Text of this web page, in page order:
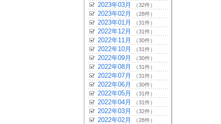
2023年03月 （32件）
2023年02月 （28件）
2023年01月 （31件）
2022年12月 （31件）
2022年11月 （30件）
2022年10月 （31件）
2022年09月 （30件）
2022年08月 （31件）
2022年07月 （31件）
2022年06月 （30件）
2022年05月 （31件）
2022年04月 （31件）
2022年03月 （32件）
2022年02月 （28件）